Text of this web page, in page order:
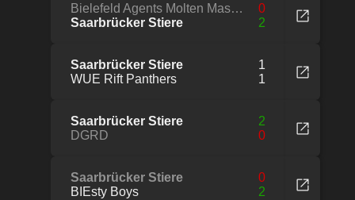
Bielefeld Agents Molten Masters
0
Saarbrücker Stiere
2
Saarbrücker Stiere
1
WUE Rift Panthers
1
Saarbrücker Stiere
2
DGRD
0
Saarbrücker Stiere
0
BIEsty Boys
2